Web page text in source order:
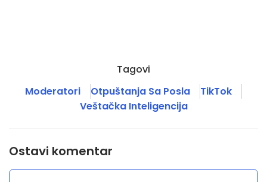
Tagovi
Moderatori
Otpuštanja Sa Posla
TikTok
Veštačka Inteligencija
Ostavi komentar